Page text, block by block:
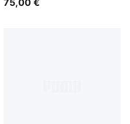
75,00 €